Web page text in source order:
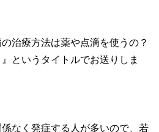
治療方法は薬や点滴を使うの？
というタイトルでお送りしま
なく発症する人が多いので、若